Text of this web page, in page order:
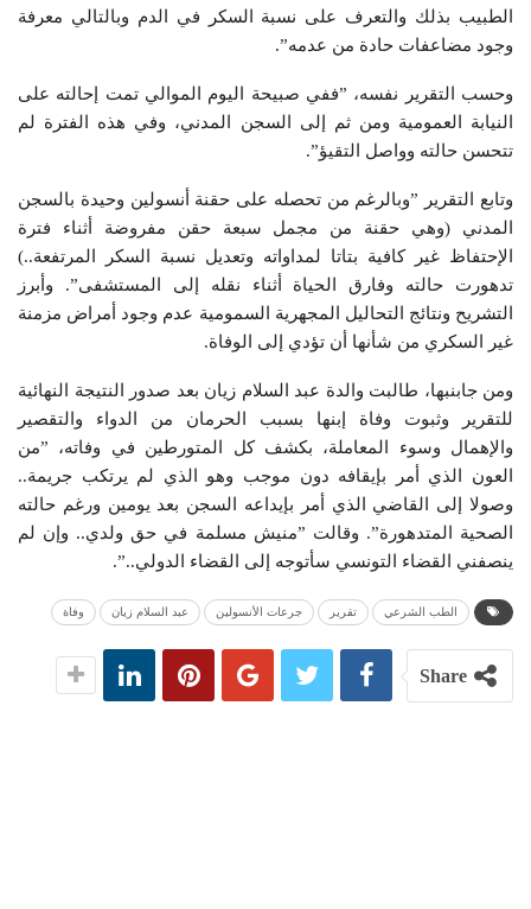
الطبيب بذلك والتعرف على نسبة السكر في الدم وبالتالي معرفة
وجود مضاعفات حادة من عدمه”.
وحسب التقرير نفسه، ”ففي صبيحة اليوم الموالي تمت إحالته على
النيابة العمومية ومن ثم إلى السجن المدني، وفي هذه الفترة لم
تتحسن حالته وواصل التقيؤ”.
وتابع التقرير ”وبالرغم من تحصله على حقنة أنسولين وحيدة بالسجن
المدني (وهي حقنة من مجمل سبعة حقن مفروضة أثناء فترة
الإحتفاظ غير كافية بتاتا لمداواته وتعديل نسبة السكر المرتفعة..)
تدهورت حالته وفارق الحياة أثناء نقله إلى المستشفى”. وأبرز
التشريح ونتائج التحاليل المجهرية السمومية عدم وجود أمراض مزمنة
غير السكري من شأنها أن تؤدي إلى الوفاة.
ومن جابنبها، طالبت والدة عبد السلام زيان بعد صدور النتيجة النهائية
للتقرير وثبوت وفاة إبنها بسبب الحرمان من الدواء والتقصير
والإهمال وسوء المعاملة، بكشف كل المتورطين في وفاته، ”من
العون الذي أمر بإيقافه دون موجب وهو الذي لم يرتكب جريمة..
وصولا إلى القاضي الذي أمر بإيداعه السجن بعد يومين ورغم حالته
الصحية المتدهورة”. وقالت ”منيش مسلمة في حق ولدي.. وإن لم
ينصفني القضاء التونسي سأتوجه إلى القضاء الدولي..”.
الطب الشرعي تقرير جرعات الأنسولين عبد السلام زيان وفاة
Share